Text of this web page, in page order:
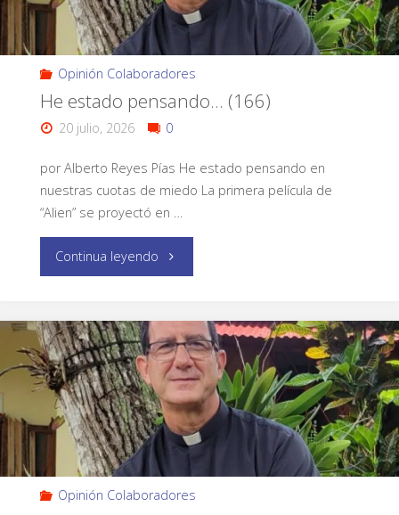
Opinión Colaboradores
He estado pensando… (166)
20 julio, 2026 0
por Alberto Reyes Pías He estado pensando en
nuestras cuotas de miedo La primera película de
“Alien” se proyectó en …
Continua leyendo
Opinión Colaboradores